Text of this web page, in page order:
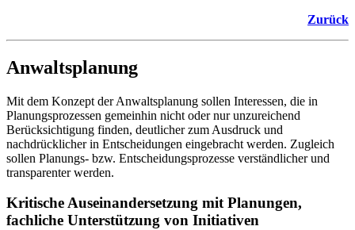
Zurück
Anwaltsplanung
Mit dem Konzept der Anwaltsplanung sollen Interessen, die in
Planungsprozessen gemeinhin nicht oder nur unzureichend
Berücksichtigung finden, deutlicher zum Ausdruck und
nachdrücklicher in Entscheidungen eingebracht werden. Zugleich
sollen Planungs- bzw. Entscheidungsprozesse verständlicher und
transparenter werden.
Kritische Auseinandersetzung mit Planungen,
fachliche Unterstützung von Initiativen